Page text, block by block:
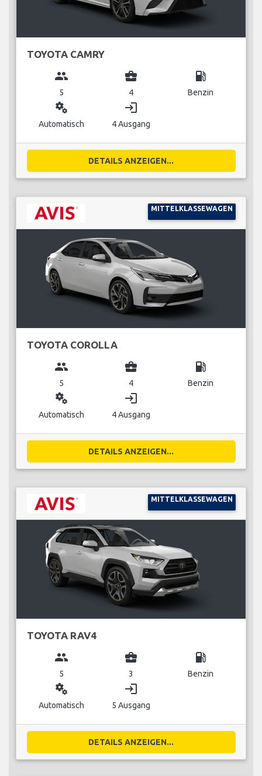
TOYOTA CAMRY
group
5
business_center
4
local_gas_station
Benzin
miscellaneous_services
Automatisch
login
4 Ausgang
DETAILS ANZEIGEN...
MITTELKLASSEWAGEN
TOYOTA COROLLA
group
5
business_center
4
local_gas_station
Benzin
miscellaneous_services
Automatisch
login
4 Ausgang
DETAILS ANZEIGEN...
MITTELKLASSEWAGEN
TOYOTA RAV4
group
5
business_center
3
local_gas_station
Benzin
miscellaneous_services
Automatisch
login
5 Ausgang
DETAILS ANZEIGEN...